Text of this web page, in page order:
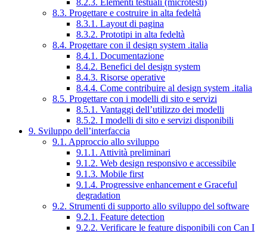
8.2.3. Elementi testuali (microtesti)
8.3. Progettare e costruire in alta fedeltà
8.3.1. Layout di pagina
8.3.2. Prototipi in alta fedeltà
8.4. Progettare con il design system .italia
8.4.1. Documentazione
8.4.2. Benefici del design system
8.4.3. Risorse operative
8.4.4. Come contribuire al design system .italia
8.5. Progettare con i modelli di sito e servizi
8.5.1. Vantaggi dell’utilizzo dei modelli
8.5.2. I modelli di sito e servizi disponibili
9. Sviluppo dell’interfaccia
9.1. Approccio allo sviluppo
9.1.1. Attività preliminari
9.1.2. Web design responsivo e accessibile
9.1.3. Mobile first
9.1.4. Progressive enhancement e Graceful
degradation
9.2. Strumenti di supporto allo sviluppo del software
9.2.1. Feature detection
9.2.2. Verificare le feature disponibili con Can I